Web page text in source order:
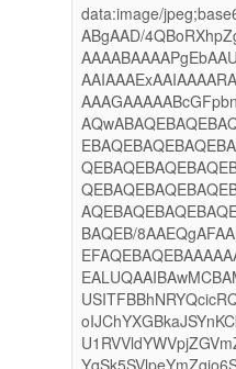
data:image/
ABgAAD/
BAQEB/